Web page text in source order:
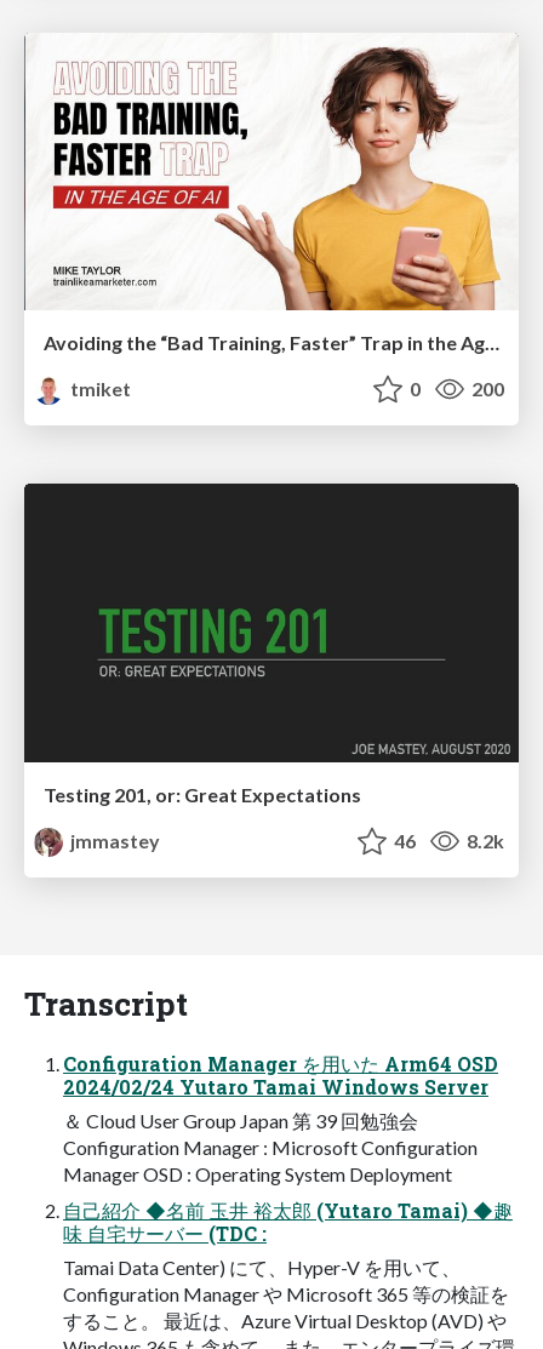
Avoiding the “Bad Training, Faster” Trap in the Age of AI
tmiket
0 200
Testing 201, or: Great Expectations
jmmastey
46 8.2k
Transcript
Configuration Manager を用いた Arm64 OSD
2024/02/24 Yutaro Tamai Windows Server
＆ Cloud User Group Japan 第 39 回勉強会
Configuration Manager : Microsoft Configuration
Manager OSD : Operating System Deployment
自己紹介 ◆名前 玉井 裕太郎 (Yutaro Tamai) ◆趣
味 自宅サーバー (TDC :
Tamai Data Center) にて、Hyper-V を用いて、
Configuration Manager や Microsoft 365 等の検証を
すること。 最近は、Azure Virtual Desktop (AVD) や